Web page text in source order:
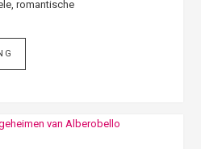
romantische